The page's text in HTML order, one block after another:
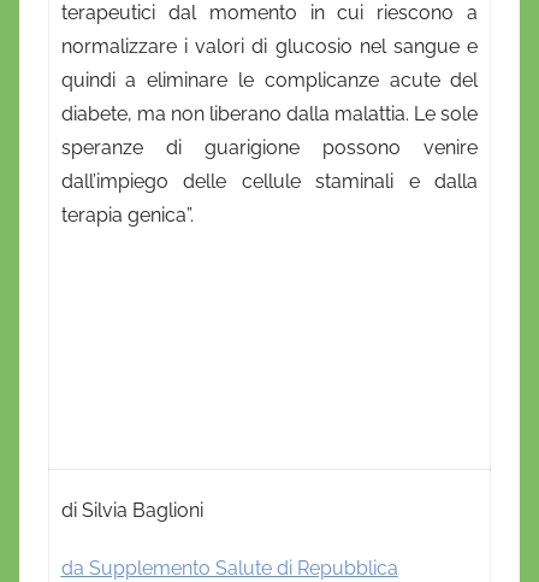
terapeutici dal momento in cui riescono a
normalizzare i valori di glucosio nel sangue e
quindi a eliminare le complicanze acute del
diabete, ma non liberano dalla malattia. Le sole
speranze di guarigione possono venire
dall’impiego delle cellule staminali e dalla
terapia genica”.
di Silvia Baglioni
da Supplemento Salute di Repubblica